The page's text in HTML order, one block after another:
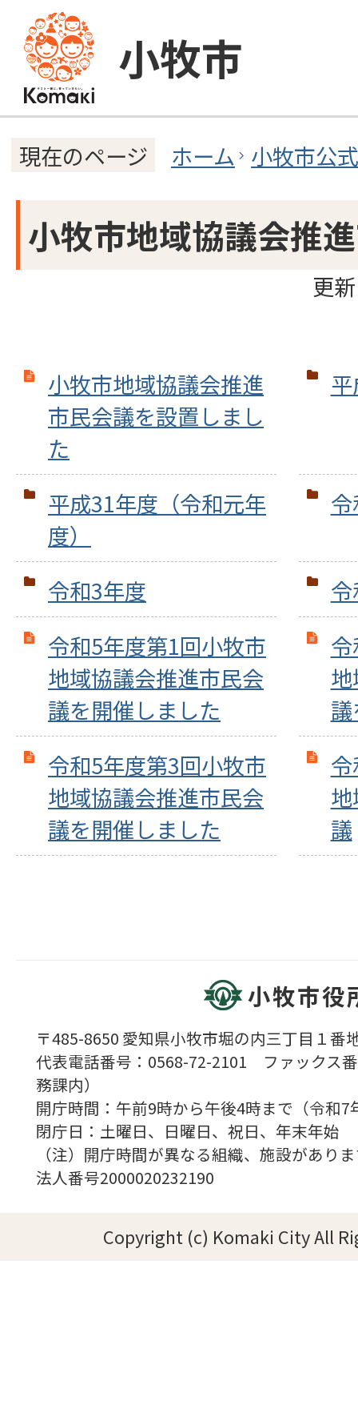
小牧市
現在のページ ホーム 小牧市公
小牧市地域協議会推
更
小牧市地域協議会推進
市民会議を設置しまし
た
平成31年度（令和元年
度）
令和3年度
令和5年度第1回小牧市
地域協議会推進市民会
議を開催しました
令和5年度第3回小牧市
地域協議会推進市民会
議を開催しました
議
小牧市役
〒485-8650 愛知県小牧市堀の内三丁目１番
代表電話番号：0568-72-2101 ファックス
務課内）
開庁時間：午前9時から午後4時まで（令
閉庁日：土曜日、日曜日、祝日、年末年始
（注）開庁時間が異なる組織、施設があり
法人番号2000020232190
Copyright (c) Komaki City All